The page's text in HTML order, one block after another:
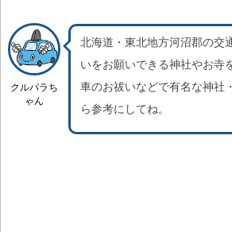
クルパラち
ゃん
北海道・東北地方河沼郡の交
いをお願いできる神社やお寺
車のお祓いなどで有名な神社
ら参考にしてね。